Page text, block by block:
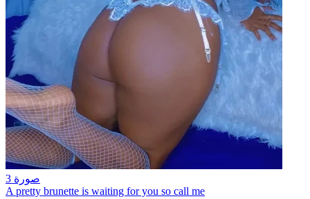
3 صورة
A pretty brunette is waiting for you so call me